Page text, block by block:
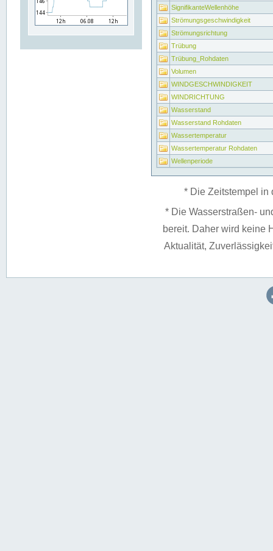
SignifikanteWellenhöhe
Strömungsgeschwindigkeit
Strömungsrichtung
Trübung
Trübung_Rohdaten
Volumen
WINDGESCHWINDIGKEIT
WINDRICHTUNG
Wasserstand
Wasserstand Rohdaten
Wassertemperatur
Wassertemperatur Rohdaten
Wellenperiode
* Die Zeitstempel in
* Die Wasserstraßen-
bereit. Daher wird keine
Aktualität,